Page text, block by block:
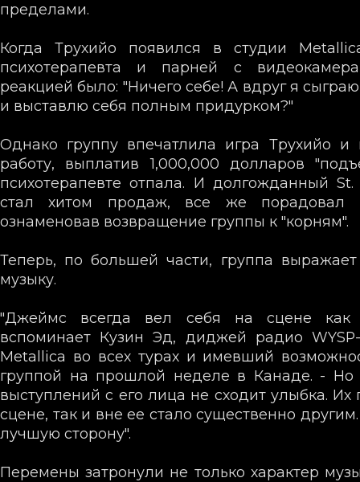
пределами.
Когда Трухийо появился в студии
психотерапевта и парней с
реакцией было: "Ничего себе! А вдруг я
и выставлю себя полным придурком?"
Однако группу впечатлила игра Трухийо
работу, выплатив 1,000,000 долларов
психотерапевте отпала. И долгожданный
стал хитом продаж, все же порадовал
ознаменовав возвращение группы к "корням".
Теперь, по большей части, группа
музыку.
"Джеймс всегда вел себя на сцене
вспоминает Кузин Эд, диджей радио
Metallica во всех турах и имевший
группой на прошлой неделе в Канаде. - Но
выступлений с его лица не сходит улыбка. Их
сцене, так и вне ее стало существенно
лучшую сторону".
Перемены затронули не только характер